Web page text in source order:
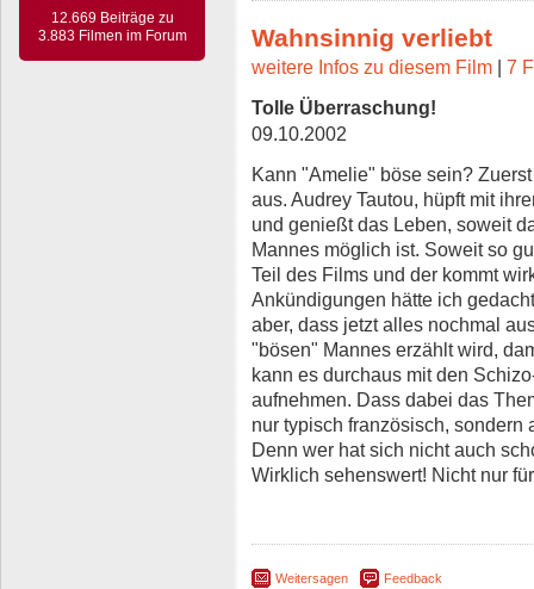
12.669 Beiträge zu
3.883 Filmen im Forum
Wahnsinnig verliebt
weitere Infos zu diesem Film
7
Tolle Überraschung!
09.10.2002
Kann "Amelie" böse sein?
aus. Audrey Tautou, hüpft mit
und genießt das Leben, soweit
Mannes möglich ist. Soweit so
Teil des Films und der kommt
Ankündigungen hätte ich
aber, dass jetzt alles nochmal
"bösen" Mannes erzählt wird,
kann es durchaus mit den
aufnehmen. Dass dabei das
nur typisch französisch,
Denn wer hat sich nicht auch
Wirklich sehenswert! Nicht nur
Weitersagen Feedback